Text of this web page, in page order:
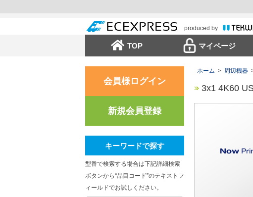
produced by
TOP マイページ
ホーム > 周辺機器
3x1 4K60
会員様ログイン
新規会員登録
キーワードで探す
型番で検索する場合は下記詳細検索
ボタンから“品目コード”のテキストフ
ィールドでお試しください。